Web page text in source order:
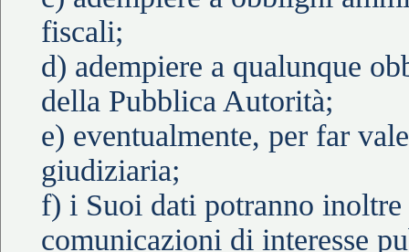
fiscali;
d) adempiere a qualunque
della Pubblica Autorità;
e) eventualmente, per far
giudiziaria;
f) i Suoi dati potranno inoltre
comunicazioni di interesse